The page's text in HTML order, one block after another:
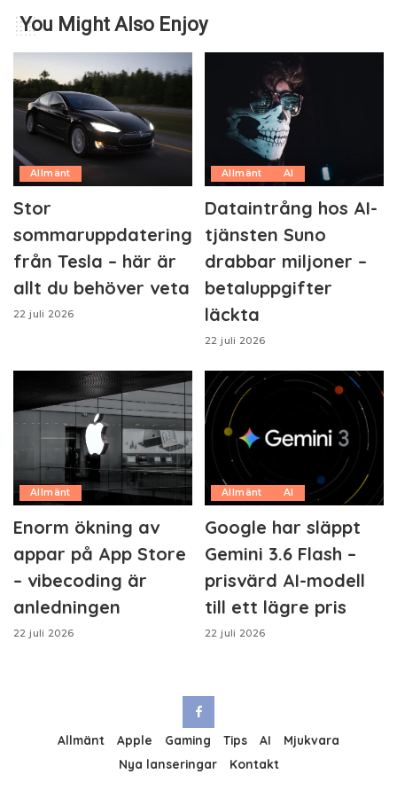
You Might Also Enjoy
Allmänt
Stor
sommaruppdatering
från Tesla – här är
allt du behöver veta
22 juli 2026
Allmänt AI
Dataintrång hos AI-
tjänsten Suno
drabbar miljoner –
betaluppgifter
läckta
22 juli 2026
Allmänt
Enorm ökning av
appar på App Store
– vibecoding är
anledningen
22 juli 2026
Allmänt AI
Google har släppt
Gemini 3.6 Flash –
prisvärd AI-modell
till ett lägre pris
22 juli 2026
Allmänt Apple Gaming Tips AI
Mjukvara
Nya lanseringar
Kontakt